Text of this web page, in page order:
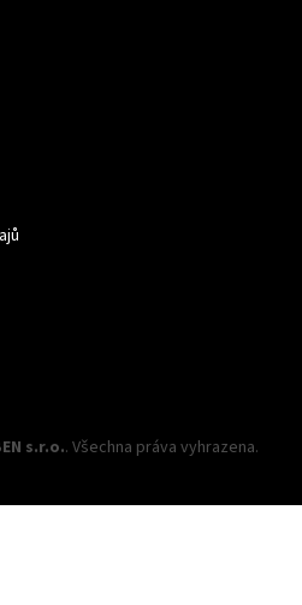
s.r.o.. Všechna práva vyhrazena.